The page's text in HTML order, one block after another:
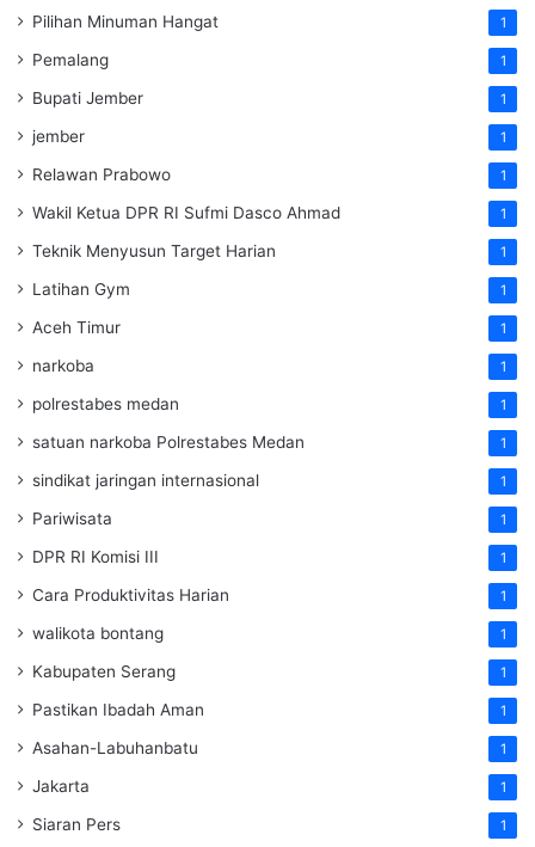
Pilihan Minuman Hangat 1
Pemalang 1
Bupati Jember 1
jember 1
Relawan Prabowo 1
Wakil Ketua DPR RI Sufmi Dasco Ahmad 1
Teknik Menyusun Target Harian 1
Latihan Gym 1
Aceh Timur 1
narkoba 1
polrestabes medan 1
satuan narkoba Polrestabes Medan 1
sindikat jaringan internasional 1
Pariwisata 1
DPR RI Komisi III 1
Cara Produktivitas Harian 1
walikota bontang 1
Kabupaten Serang 1
Pastikan Ibadah Aman 1
Asahan-Labuhanbatu 1
Jakarta 1
Siaran Pers 1